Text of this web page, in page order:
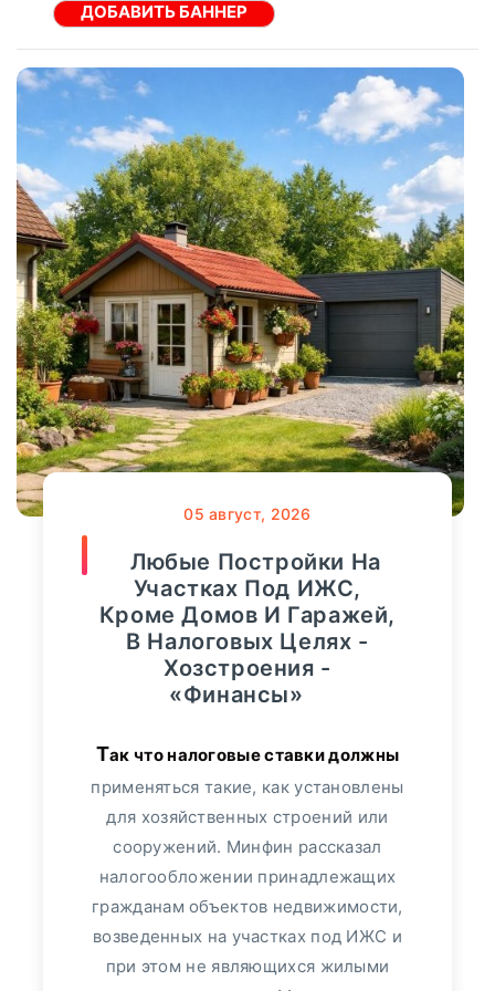
30август, 2025
Россияне Стали
Активно Покупать
Полисы Страхования На
Случай
Онкозаболеваний -
«Тема Дня»
​ Спрос на страховые полисы на случай
онкологических заболеваний за год
«Росгосстрах», проанализировав темпы
сегмента. Больше всего спрос
увеличился...
30август, 2025
Российский Капитал
Национальный Клиринговый Центр 2258
ФК Открытие 994
Запсибкомбанк 1910
РосЕвроБанк 426
Новости Банков
Интервью 1289
Мнение 107
Финансы
Видео
Сбербанк
Банк "ТРАСТ"
Пресс-релизы
Фото репортаж
ДОБАВИТЬ БАННЕР
05 август, 2026
Любые Постройки На
Участках Под ИЖС,
Кроме Домов И Гаражей,
В Налоговых Целях -
Хозстроения -
«Финансы»
Так что налоговые ставки должны
применяться такие, как установлены
для хозяйственных строений или
сооружений. Минфин рассказал
налогообложении принадлежащих
гражданам объектов недвижимости,
возведенных на участках под ИЖС и
при этом не являющихся жилыми